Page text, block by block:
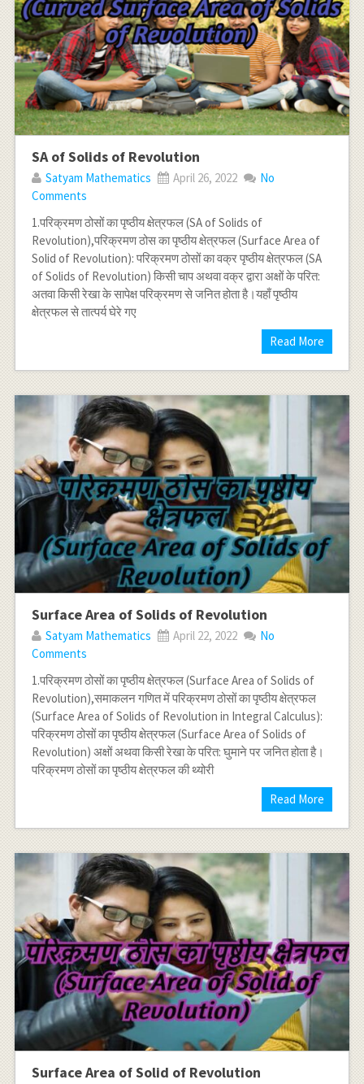
SA of Solids of Revolution
Satyam Mathematics April 26, 2022
No
Comments
1.परिक्रमण ठोसों का पृष्ठीय क्षेत्रफल (SA of Solids of
Revolution),परिक्रमण ठोस का पृष्ठीय क्षेत्रफल (Surface Area of
Solid of Revolution): परिक्रमण ठोसों का वक्र पृष्ठीय क्षेत्रफल (SA
of Solids of Revolution) किसी चाप अथवा वक्र द्वारा अक्षों के परित:
अतवा किसी रेखा के सापेक्ष परिक्रमण से जनित होता है।यहाँ पृष्ठीय
क्षेत्रफल से तात्पर्य घेरे गए
Read More
Surface Area of Solids of Revolution
Satyam Mathematics April 22, 2022
No
Comments
1.परिक्रमण ठोसों का पृष्ठीय क्षेत्रफल (Surface Area of Solids of
Revolution),समाकलन गणित में परिक्रमण ठोसों का पृष्ठीय क्षेत्रफल
(Surface Area of Solids of Revolution in Integral Calculus):
परिक्रमण ठोसों का पृष्ठीय क्षेत्रफल (Surface Area of Solids of
Revolution) अक्षों अथवा किसी रेखा के परित: घुमाने पर जनित होता है।
परिक्रमण ठोसों का पृष्ठीय क्षेत्रफल की थ्योरी
Read More
Surface Area of Solid of Revolution